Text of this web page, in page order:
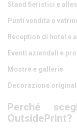
Stand fieristici e
Punti vendita e
Reception di hotel e
Eventi aziendali e
Mostre e gallerie
Decorazione
Perché
OutsidePrint?